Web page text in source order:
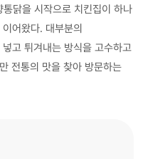
닭을 시작으로 치킨집이 하나
어왔다. 대부분의
고 튀겨내는 방식을 고수하고
전통의 맛을 찾아 방문하는